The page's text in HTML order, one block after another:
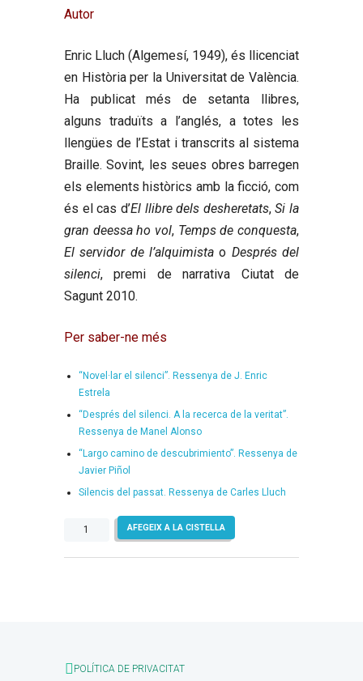
Autor
Enric Lluch (Algemesí, 1949), és llicenciat
en Història per la Universitat de València.
Ha publicat més de setanta llibres,
alguns traduïts a l’anglés, a totes les
llengües de l’Estat i transcrits al sistema
Braille. Sovint, les seues obres barregen
els elements històrics amb la ficció, com
és el cas d’El llibre dels desheretats,Si la
gran deessa ho vol, Temps de conquesta,
El servidor de l’alquimista o Després del
silenci, premi de narrativa Ciutat de
Sagunt 2010.
Per saber-ne més
“Novel·lar el silenci”. Ressenya de J. Enric
Estrela
“Després del silenci. A la recerca de la veritat”.
Ressenya de Manel Alonso
“Largo camino de descubrimiento”. Ressenya de
Javier Piñol
Silencis del passat. Ressenya de Carles Lluch
quantitat
Després
AFEGEIX A LA CISTELLA
POLÍTICA DE PRIVACITAT